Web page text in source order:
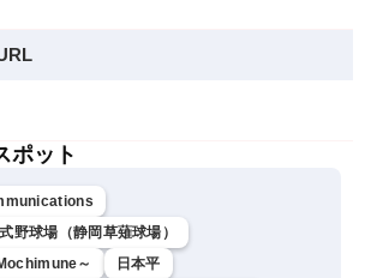
ポット
野球場（静岡草薙球場）
～
日本平